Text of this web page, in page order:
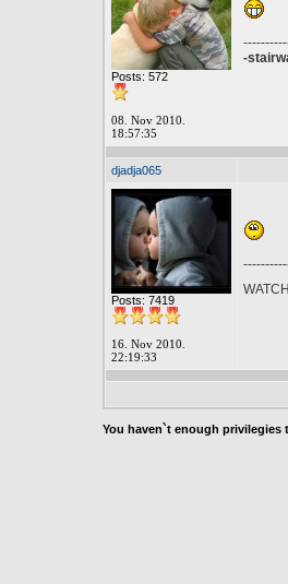
Posts: 572
08. Nov 2010.
18:57:35
-
djadja065
Posts: 7419
16. Nov 2010.
22:19:33
You haven`t enough privilegies